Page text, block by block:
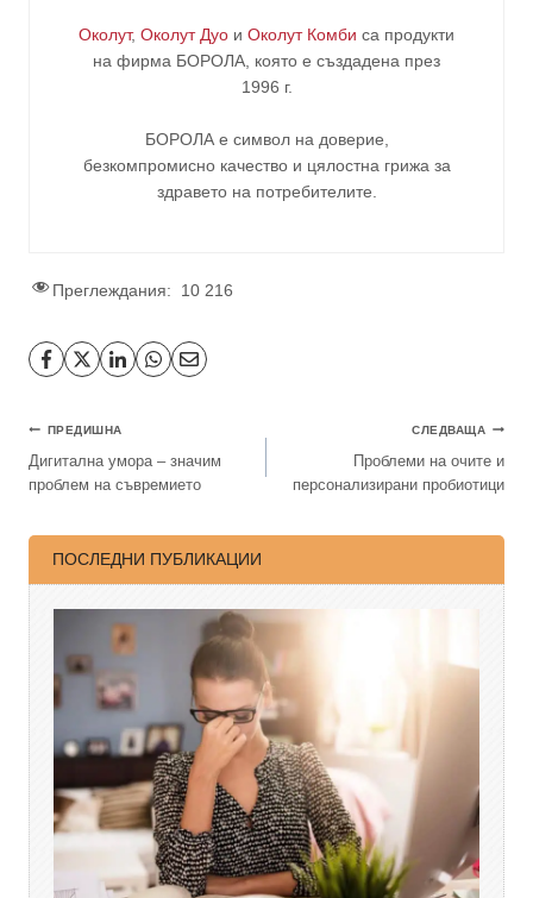
Околут, Околут Дуо и Околут Комби са продукти
на фирма БОРОЛА , която е създадена през
1996 г.
БОРОЛА е символ на доверие,
безкомпромисно качество и цялостна грижа за
здравето на потребителите
Преглеждания: 10 216
ПРЕДИШНА
Дигитална умора – значим
проблем на съвремието
СЛЕДВАЩА
Проблеми на очите и
персонализирани пробиотици
ПОСЛЕДНИ ПУБЛИКАЦИИ